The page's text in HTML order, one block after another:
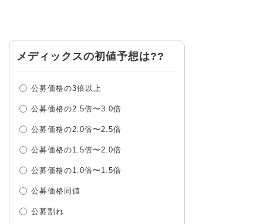
メディックスの初値予想は??
公募価格の3倍以上
公募価格の2.5倍〜3.0倍
公募価格の2.0倍〜2.5倍
公募価格の1.5倍〜2.0倍
公募価格の1.0倍〜1.5倍
公募価格同値
公募割れ